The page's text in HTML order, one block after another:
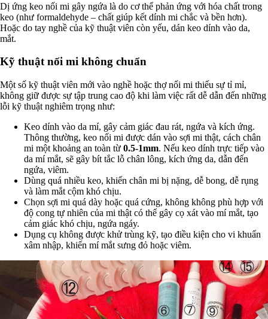
Dị ứng keo nối mi gây ngứa là do cơ thể phản ứng với hóa chất trong
keo (như formaldehyde – chất giúp kết dính mi chắc và bền hơn).
Hoặc do tay nghề của kỹ thuật viên còn yếu, dán keo dính vào da,
mắt.
Kỹ thuật nối mi không chuẩn
Một số kỹ thuật viên mới vào nghề hoặc thợ nối mi thiếu sự tỉ mỉ,
không giữ được sự tập trung cao độ khi làm việc rất dễ dẫn đến những
lỗi kỹ thuật nghiêm trọng như:
Keo dính vào da mí, gây cảm giác đau rát, ngứa và kích ứng.
Thông thường, keo nối mi được dán vào sợi mi thật, cách chân
mi một khoảng an toàn từ 0.5-1mm. Nếu keo dính trực tiếp vào
da mí mắt, sẽ gây bít tắc lỗ chân lông, kích ứng da, dẫn đến
ngứa, viêm.
Dùng quá nhiều keo, khiến chân mi bị nặng, dễ bong, dễ rụng
và làm mắt cộm khó chịu.
Chọn sợi mi quá dày hoặc quá cứng, không không phù hợp với
độ cong tự nhiên của mi thật có thể gây cọ xát vào mí mắt, tạo
cảm giác khó chịu, ngứa ngáy.
Dụng cụ không được khử trùng kỹ, tạo điều kiện cho vi khuẩn
xâm nhập, khiến mí mắt sưng đỏ hoặc viêm.